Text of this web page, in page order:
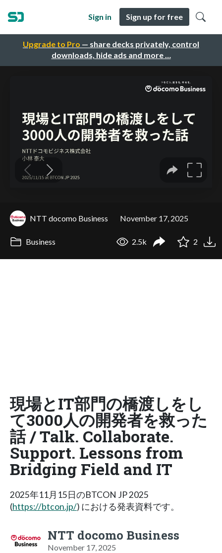
Upgrade to Pro — share decks privately, control
downloads, hide ads and more …
Sign in Sign up for free
NTT docomo Business November 17, 2025
Business 2.5k 2
現場とIT部門の橋渡しをし
て3000人の開発者を救った
話 / Talk. Collaborate.
Support. Lessons from
Bridging Field and IT
2025年11月15日のBTCON JP 2025
(https://btcon.jp/) における発表資料です。
NTT docomo Business
November 17, 2025